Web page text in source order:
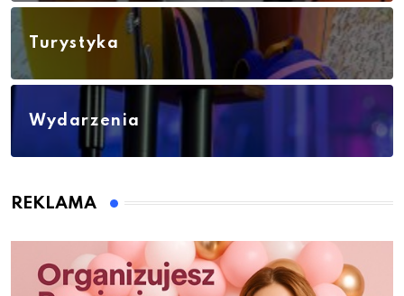
Turystyka
Wydarzenia
REKLAMA